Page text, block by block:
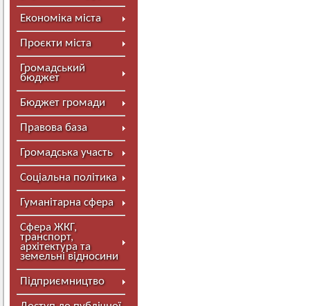
Економіка міста
Проєкти міста
Громадський
бюджет
Бюджет громади
Правова база
Громадська участь
Соціальна політика
Гуманітарна сфера
Сфера ЖКГ,
транспорт,
архітектура та
земельні відносини
Підприємництво